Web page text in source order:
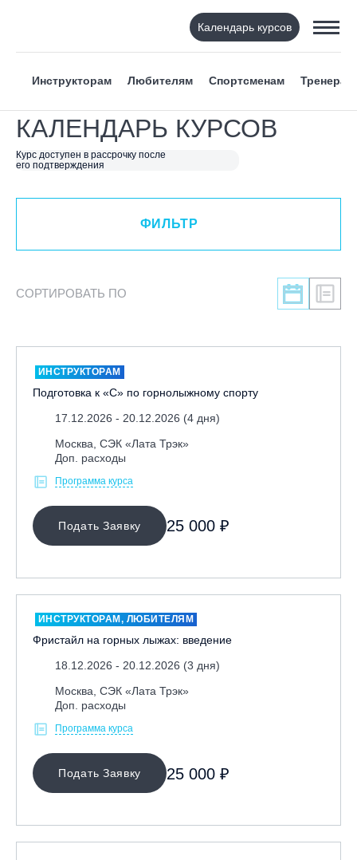
Календарь курсов
Инструкторам Любителям Спортсменам Тренерам
КАЛЕНДАРЬ КУРСОВ
Курс доступен в рассрочку после
его подтверждения
ФИЛЬТР
ВИД СПОРТА
Я ХОЧУ
КАТЕГОРИЯ
ЛЕКТОР
МЕСТО ПРОВЕДЕНИЯ
Байкальск, ГЛЦ «Гора Соболиная»
Грузия, ГК «Гудаури»
Дистанционно
Екатеринбург, ГЛЦ «Уктус»
Иркутск, ГЛЦ «Олха»
Кабардино-Балкарская Респ., ВТРК «Эльбрус»
Казань, Город-курорт «Свияжские холмы»
Карачаево-Черкесская респ., ВТРК «Архыз»
Кировск, ГК «Большой Вудъявр»
ФИЛЬТР
СОРТИРОВАТЬ ПО
ИНСТРУКТОРАМ
Подготовка к «С» по горнолыжному спорту
17.12.2026 - 20.12.2026 (4 дня)
Москва, СЭК «Лата Трэк»
Доп. расходы
Программа курса
Подать Заявку 25 000 ₽
ИНСТРУКТОРАМ, ЛЮБИТЕЛЯМ
Фристайл на горных лыжах: введение
18.12.2026 - 20.12.2026 (3 дня)
Москва, СЭК «Лата Трэк»
Доп. расходы
Программа курса
Подать Заявку 25 000 ₽